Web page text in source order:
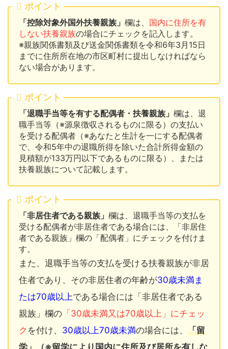
ポイント
「控除対象外国外扶養親族」 欄は、 国内に住所を有
しない扶養親族の場合にチェックを記入します。
※親族関係書類及び送金関係書類を令和6年3月15日
までに住所所在地の市区町村に提出しなければなら
ない場合があります。
ポイント
「退職手当等を有する配偶者・扶養親族」 欄は、退
職手当等（※源泉徴収されるものに限る）の支払い
を受ける配偶者（※あなたと生計を一にする配偶者
で、令和5年中の退職所得を除いた合計所得金額の
見積額が133万円以下であるものに限る）、または
扶養親族について記載します。
ポイント
「非居住者である親族」 欄は、退職手当等の支払を
受ける配偶者が非居住者である場合には、「非居住
者である親族」欄の「配偶者」にチェックを付けま
す。
また、退職手当等の支払を受ける扶養親族が非居
住者であり、その非居住者の年齢が30歳未満ま
たは70歳以上である場合には「非居住者である
親族」欄の 「30歳未満又は70歳以上」にチェッ
ク を付け、 30歳以上70歳未満の場合には、 「留
学」（※留学により国内に住所及び居所を有しな